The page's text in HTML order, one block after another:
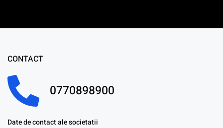
CONTACT
0770898900
Date de contact ale societatii